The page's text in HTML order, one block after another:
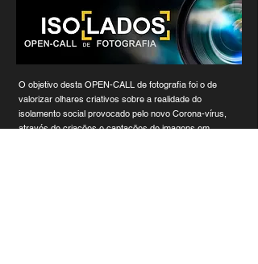
O objetivo desta OPEN-CALL de fotografia foi o de
valorizar olhares criativos sobre a realidade do
isolamento social provocado pelo novo Corona-vírus,
através de criações e captações de imagens em